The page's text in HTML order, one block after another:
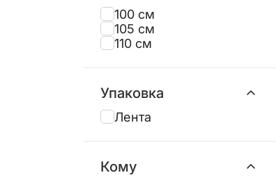
100 см
105 см
110 см
Упаковка
Лента
Кому